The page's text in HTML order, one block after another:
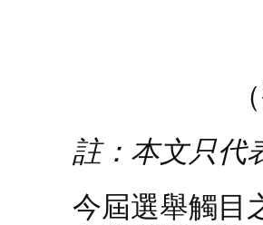
註：本文只代
今屆選舉觸目